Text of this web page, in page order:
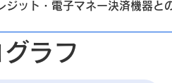
ット・電子マネー決済機器と
ラフ